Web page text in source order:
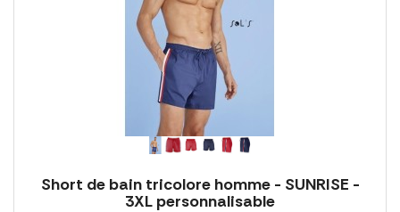
Short de bain tricolore homme - SUNRISE -
3XL personnalisable